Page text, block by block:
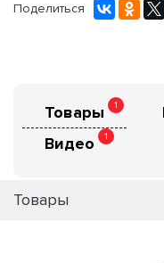
Поделиться
Товары 1
Видео 1
Товары